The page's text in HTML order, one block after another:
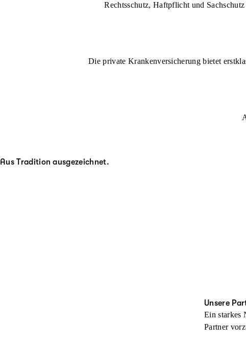
Rechtsschutz, Haftpflicht und
Die private Krankenversicherung bietet
Aus Tradition ausgezeichnet.
Unsere
Ein starkes
Partner